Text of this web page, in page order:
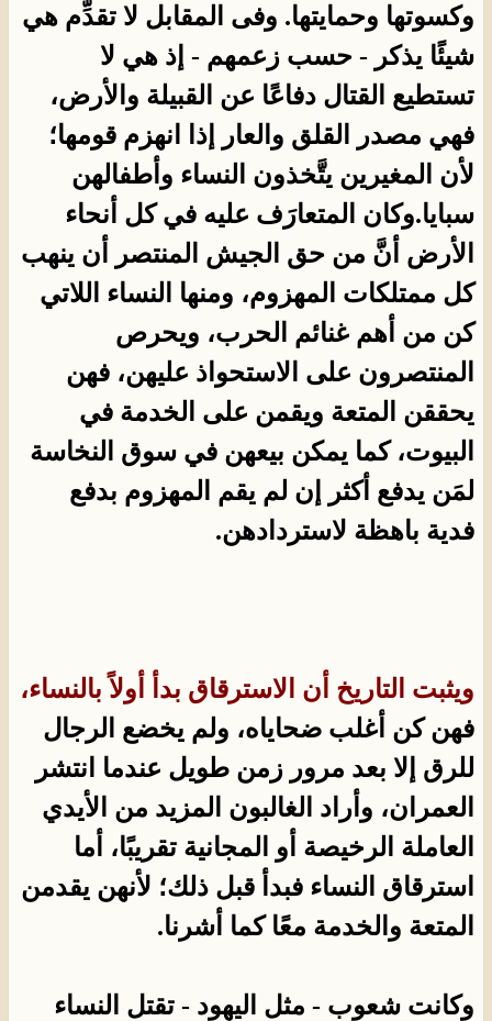
وكسوتها وحمايتها. وفى المقابل لا تقدِّم هي
شيئًا يذكر - حسب زعمهم - إذ هي لا
تستطيع القتال دفاعًا عن القبيلة والأرض،
فهي مصدر القلق والعار إذا انهزم قومها؛
لأن المغيرين يتَّخذون النساء وأطفالهن
سبايا.وكان المتعارَف عليه في كل أنحاء
الأرض أنَّ من حق الجيش المنتصر أن ينهب
كل ممتلكات المهزوم، ومنها النساء اللاتي
كن من أهم غنائم الحرب، ويحرص
المنتصرون على الاستحواذ عليهن، فهن
يحققن المتعة ويقمن على الخدمة في
البيوت، كما يمكن بيعهن في سوق النخاسة
لمَن يدفع أكثر إن لم يقم المهزوم بدفع
فدية باهظة لاستردادهن.
ويثبت التاريخ أن الاسترقاق بدأ أولاً بالنساء،
فهن كن أغلب ضحاياه، ولم يخضع الرجال
للرق إلا بعد مرور زمن طويل عندما انتشر
العمران، وأراد الغالبون المزيد من الأيدي
العاملة الرخيصة أو المجانية تقريبًا، أما
استرقاق النساء فبدأ قبل ذلك؛ لأنهن يقدمن
المتعة والخدمة معًا كما أشرنا.
وكانت شعوب - مثل اليهود - تقتل النساء